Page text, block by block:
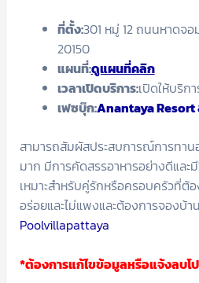
ที่ตั้ง:301 หมู่ 12 ถนนหาดจ
20150
แผนที่:ดูแผนที่คลิก
เวลาเปิดบริการ:เปิดให้บริก
เฟซบุ๊ก:Anantaya Resort
สามารถสัมผัสประสบการณ์การทาน
มาก มีการคัดสรรอาหารอย่างดีและ
เหมาะสำหรับคู่รักหรือครอบครัวที่ต้
อร่อยและไม่แพงและต้องการจองบ้
Poolvillapattaya
*ต้องการแก้ไขข้อมูลหรือแจ้งลบ